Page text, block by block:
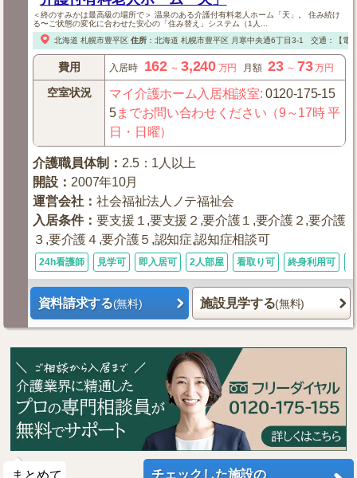
＜終のすみかは最高級の場所で＞ 温泉のある介護付有料老人ホーム「天」。 住み続け
る〜ご状態の変化に合わせた安心の「住み替え」システム（1人...
北海道 札幌市豊平区 住所： 北海道 札幌市豊平区月寒中央通6丁目3-1 交通：【電
費用 入居時 162～3,240 万円 月額 23～ 73万円
空室状況 マイ介護ホーム入居相談室:0120-175-15
5までお問い合わせください（9～17時 平
日・日曜）
介護職員体制 ： 2.5：1人以上
開設 ： 2007年10月
運営会社 ：社会福祉法人ノテ福祉会
入居条件：要支援１,要支援２,要介護１,要介護２,要介護
３,要介護４,要介護５,認知症,認知症相談可
24h看護師 見学可 即入居可 2人部屋 看取り可 終身利用可
資料請求する(無料) 施設見学する(無料)
チェックした施設の